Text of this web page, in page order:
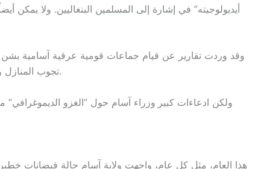
أيديولوجيته” في إشارة إلى المسلمين البنغاليين. ولا يمكن
وقد وردت تقارير عن قيام جماعات قومية عرقية آسامية بشن
تجوب المنازل وتهددهم وتطالبهم بإخلاء منازلهم في غضون أسبوع.
ولكن ادعاءات كبير وزراء آسام حول “الغزو الديموغرافي”
هذا العام، مثل كل عام، واجهت ولاية آسام حالة فيضانات